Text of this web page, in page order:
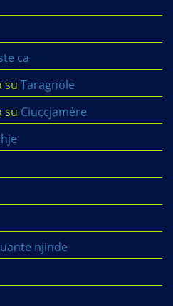
ca
su Taragnöle
su Ciuccjamére
njinde